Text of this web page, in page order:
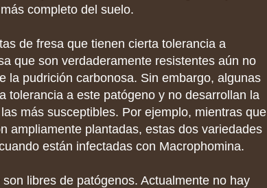
completo del suelo.
de fresa que tienen cierta tolerancia a
que son verdaderamente resistentes aún no
la pudrición carbonosa. Sin embargo, algunas
tolerancia a este patógeno y no desarrollan la
más susceptibles. Por ejemplo, mientras que
ampliamente plantadas, estas dos variedades
están infectadas con Macrophomina.
libres de patógenos. Actualmente no hay